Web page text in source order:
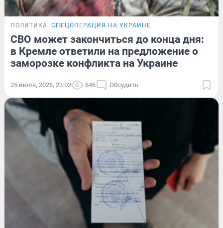
ПОЛИТИКА СПЕЦОПЕРАЦИЯ НА УКРАИНЕ
СВО может закончиться до конца дня:
в Кремле ответили на предложение о
заморозке конфликта на Украине
25 июля, 2026, 23:02 646 Обсудить